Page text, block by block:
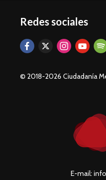
Redes sociales
© 2018-2026 Ciudadanía
E-mail: